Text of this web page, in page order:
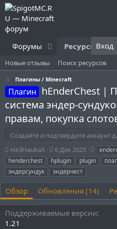
Форумы Ресурсы Вход
Новые отзывы Поиск ресурсов
Плагины / Minecraft
Плагин hEnderChest |
система эндер-
правам, покупка
Создайте и подтвердите аккаунт
А
в
т
о
р
He3HaukaX
Д
а
т
а
с
о
з
д
6 Дек 2025
Т
е
г
henderchest
hplugin plugin
эндерсундук
эндерчест
Обзор Обновления (14)
Поддерживаемые версии
1.21